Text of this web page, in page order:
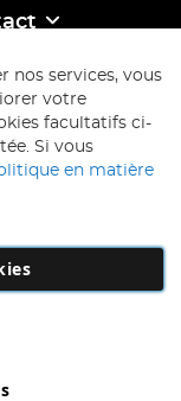
nos services, vous
votre
facultatifs ci-
Si vous
en matière